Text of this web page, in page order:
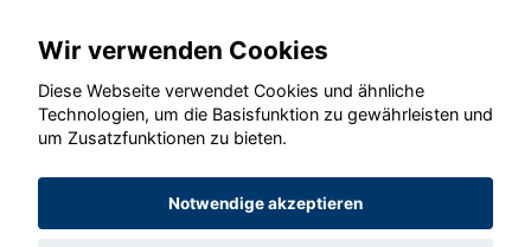
© konjunkturmotor.de GmbH 2020 - 2026
Wir verwenden Cookies
Diese Webseite verwendet Cookies und ähnliche
Technologien, um die Basisfunktion zu gewährleisten und
um Zusatzfunktionen zu bieten.
Notwendige akzeptieren